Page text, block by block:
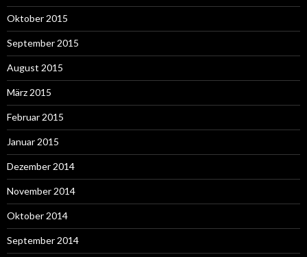
Oktober 2015
September 2015
August 2015
März 2015
Februar 2015
Januar 2015
Dezember 2014
November 2014
Oktober 2014
September 2014